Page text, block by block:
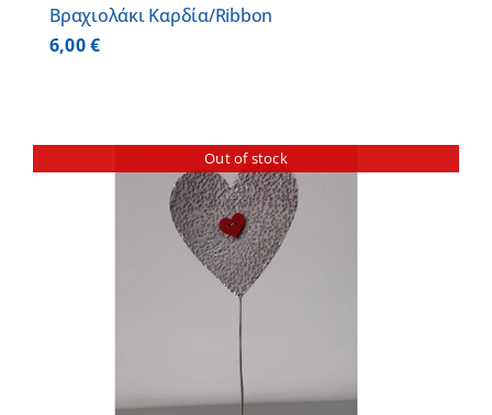
Βραχιολάκι Καρδία/Ribbon
6,00€
Out of stock